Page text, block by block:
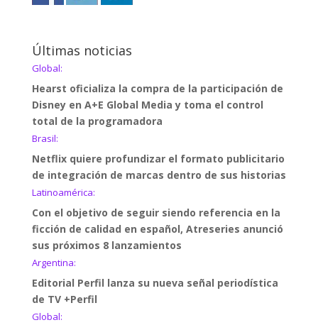
Últimas noticias
Global:
Hearst oficializa la compra de la participación de
Disney en A+E Global Media y toma el control
total de la programadora
Brasil:
Netflix quiere profundizar el formato publicitario
de integración de marcas dentro de sus historias
Latinoamérica:
Con el objetivo de seguir siendo referencia en la
ficción de calidad en español, Atreseries anunció
sus próximos 8 lanzamientos
Argentina:
Editorial Perfil lanza su nueva señal periodística
de TV +Perfil
Global: